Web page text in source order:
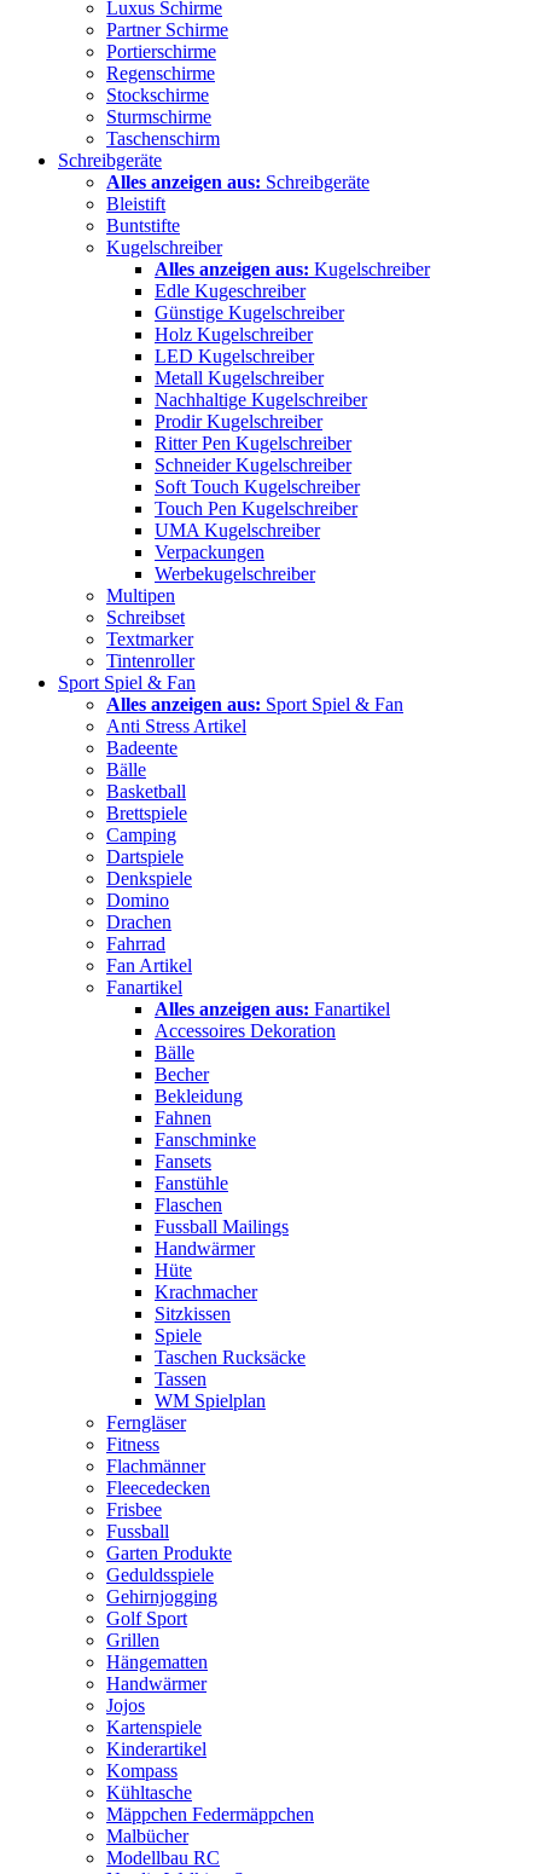
Luxus Schirme
Partner Schirme
Portierschirme
Regenschirme
Stockschirme
Sturmschirme
Taschenschirm
Schreibgeräte
Alles anzeigen aus: Schreibgeräte
Bleistift
Buntstifte
Kugelschreiber
Alles anzeigen aus: Kugelschreiber
Edle Kugeschreiber
Günstige Kugelschreiber
Holz Kugelschreiber
LED Kugelschreiber
Metall Kugelschreiber
Nachhaltige Kugelschreiber
Prodir Kugelschreiber
Ritter Pen Kugelschreiber
Schneider Kugelschreiber
Soft Touch Kugelschreiber
Touch Pen Kugelschreiber
UMA Kugelschreiber
Verpackungen
Werbekugelschreiber
Multipen
Schreibset
Textmarker
Tintenroller
Sport Spiel & Fan
Alles anzeigen aus: Sport Spiel & Fan
Anti Stress Artikel
Badeente
Bälle
Basketball
Brettspiele
Camping
Dartspiele
Denkspiele
Domino
Drachen
Fahrrad
Fan Artikel
Fanartikel
Alles anzeigen aus: Fanartikel
Accessoires Dekoration
Bälle
Becher
Bekleidung
Fahnen
Fanschminke
Fansets
Fanstühle
Flaschen
Fussball Mailings
Handwärmer
Hüte
Krachmacher
Sitzkissen
Spiele
Taschen Rucksäcke
Tassen
WM Spielplan
Ferngläser
Fitness
Flachmänner
Fleecedecken
Frisbee
Fussball
Garten Produkte
Geduldsspiele
Gehirnjogging
Golf Sport
Grillen
Hängematten
Handwärmer
Jojos
Kartenspiele
Kinderartikel
Kompass
Kühltasche
Mäppchen Federmäppchen
Malbücher
Modellbau RC